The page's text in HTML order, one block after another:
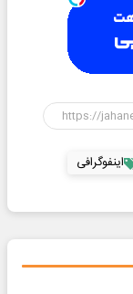
اینفوگرافی